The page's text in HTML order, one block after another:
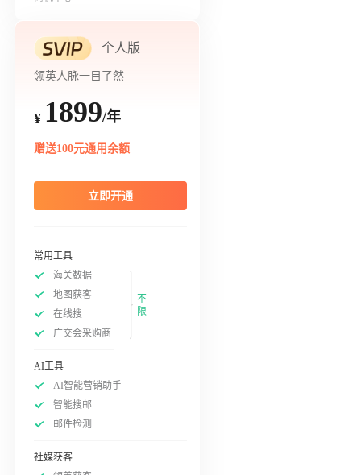
个人版
领英人脉一目了然
¥ 1899/年
赠送100元通用余额
立即开通
常用工具
海关数据
地图获客
在线搜
广交会采购商
不
限
AI工具
AI智能营销助手
智能搜邮
邮件检测
社媒获客